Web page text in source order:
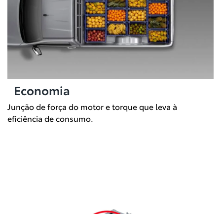
Economia
Junção de força do motor e torque que leva à
eficiência de consumo.